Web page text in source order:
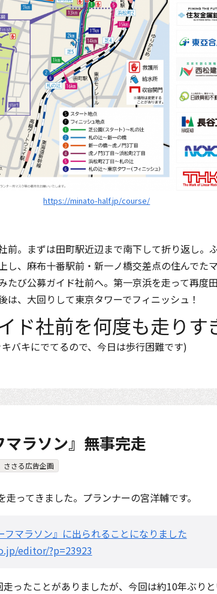
https://minato-half.jp/course/
前。まずは田町駅近辺まで南下して折り返し。
し、麻布十番駅前・新一ノ橋交差点の住んでた
たび公募ガイド社前へ。第一京浜を走って再度
は、大回りして東京タワーでフィニッシュ！
ド社前を何度も走りす
バキにでてるので、今日は歩行困難です)
マラソン』無事完走
ささる広告企画
ってきました。プランナーの宮洋輔です。
フマラソン』に出られることになりました
editor/?p=23923
走ったことがありましたが、今回は約10年ぶり